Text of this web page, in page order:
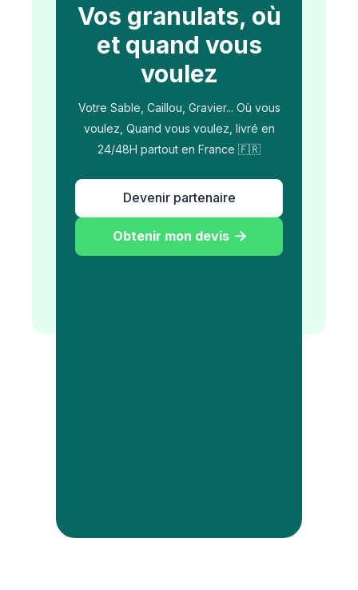
Vos granulats, où
et quand vous
voulez
Votre Sable, Caillou, Gravier... Où vous
voulez, Quand vous voulez, livré en
24/48H partout en France 🇫🇷
Devenir partenaire
Obtenir mon devis 